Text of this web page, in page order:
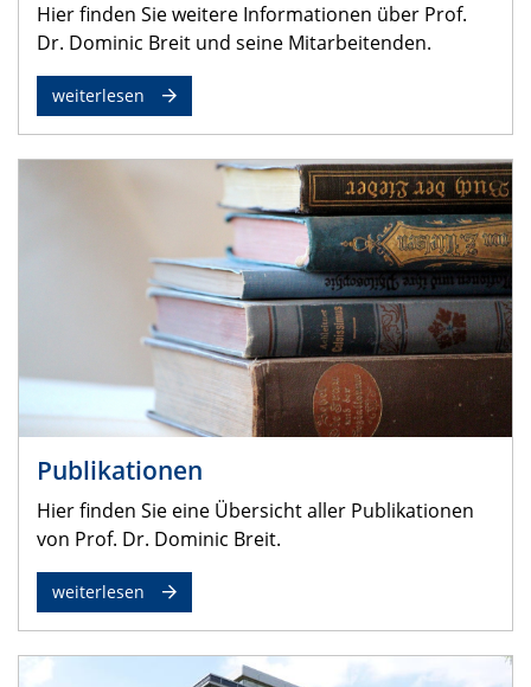
Hier finden Sie weitere Informationen über Prof.
Dr. Dominic Breit und seine Mitarbeitenden.
weiterlesen
Publikationen
Hier finden Sie eine Übersicht aller Publikationen
von Prof. Dr. Dominic Breit.
weiterlesen